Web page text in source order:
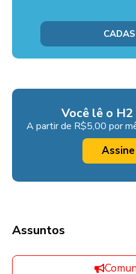
Você lê o
A partir de R$5,00 por
Assuntos